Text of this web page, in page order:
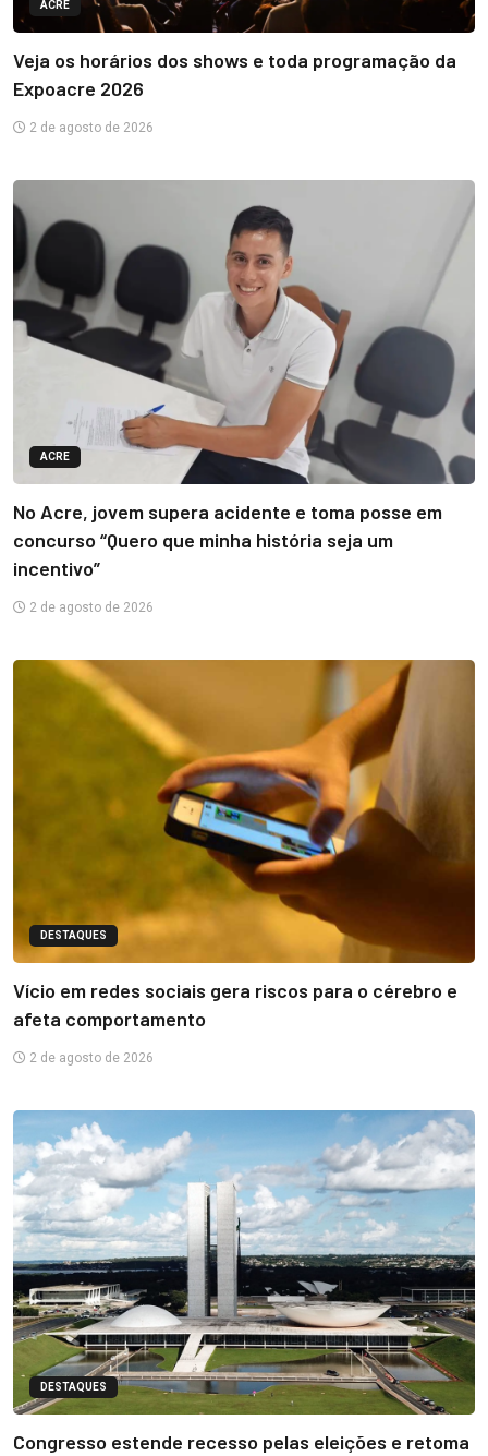
ACRE
Veja os horários dos shows e toda programação da
Expoacre 2026
2 de agosto de 2026
ACRE
No Acre, jovem supera acidente e toma posse em
concurso “Quero que minha história seja um
incentivo”
2 de agosto de 2026
DESTAQUES
Vício em redes sociais gera riscos para o cérebro e
afeta comportamento
2 de agosto de 2026
DESTAQUES
Congresso estende recesso pelas eleições e retoma